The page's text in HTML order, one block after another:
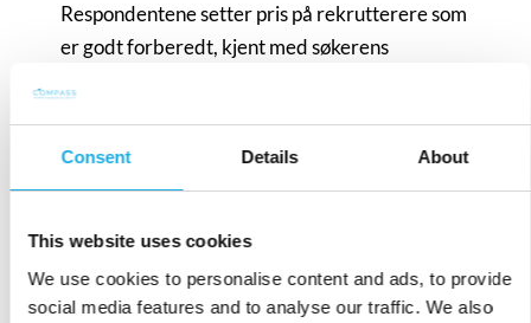
Consent Details About
This website uses cookies
We use cookies to personalise content and ads, to provide
social media features and to analyse our traffic. We also
Respondentene setter pris på rekrutterere som
er godt forberedt, kjent med søkerens
femtedel av respondentene mener dette er
Eksempler på ønskelige egenskaper hos en
rekrutterer/rekruteringskonsulent er: